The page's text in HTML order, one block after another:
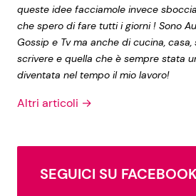
queste idee facciamole invece
che spero di fare tutti i giorni ! Sono
Gossip e Tv ma anche di cucina, casa,
scrivere e quella che è sempre stata
diventata nel tempo il mio lavoro!
Altri articoli →
SEGUICI SU